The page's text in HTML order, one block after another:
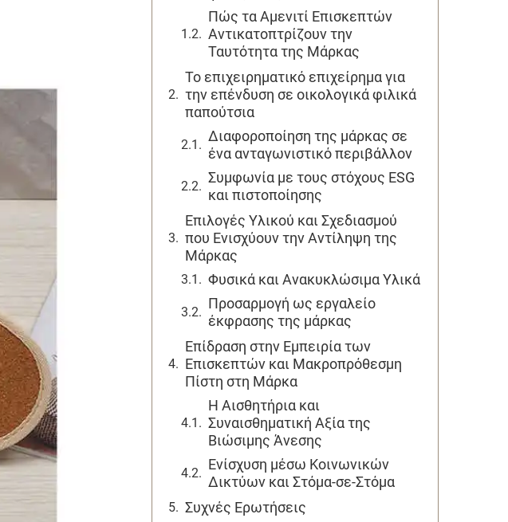
Πώς τα Αμενιτί Επισκεπτών
Αντικατοπτρίζουν την
Ταυτότητα της Μάρκας
Το επιχειρηματικό επιχείρημα για
την επένδυση σε οικολογικά φιλικά
παπούτσια
Διαφοροποίηση της μάρκας σε
ένα ανταγωνιστικό περιβάλλον
Συμφωνία με τους στόχους ESG
και πιστοποίησης
Επιλογές Υλικού και Σχεδιασμού
που Ενισχύουν την Αντίληψη της
Μάρκας
Φυσικά και Ανακυκλώσιμα Υλικά
Προσαρμογή ως εργαλείο
έκφρασης της μάρκας
Επίδραση στην Εμπειρία των
Επισκεπτών και Μακροπρόθεσμη
Πίστη στη Μάρκα
Η Αισθητήρια και
Συναισθηματική Αξία της
Βιώσιμης Άνεσης
Ενίσχυση μέσω Κοινωνικών
Δικτύων και Στόμα-σε-Στόμα
Συχνές Ερωτήσεις